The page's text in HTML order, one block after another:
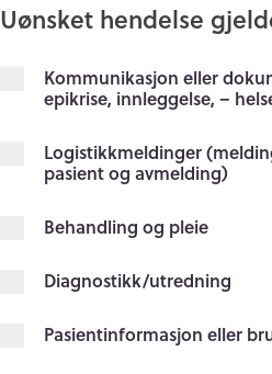
Uønsket hendelse
Kommunikasjon eller
epikrise, innleggelse, –
Logistikkmeldinger
pasient og avmelding)
Behandling og pleie
Diagnostikk/utredning
Pasientinformasjon eller